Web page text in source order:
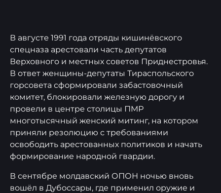
В августе 1991 года отряды кишинёвского
спецназа арестовали часть депутатов
Верховного и местных советов Приднестровья.
В ответ женщины-депутаты Тираспольского
горсовета сформировали забастовочный
комитет, блокировали железную дорогу и
провели в центре столицы ПМР
многотысячный женский митинг, на котором
приняли резолюцию с требованиями
освободить арестованных политиков и начать
формирование народной гвардии.
В сентябре молдавский ОПОН ночью вновь
вошёл в Дубоссары, где применил оружие и